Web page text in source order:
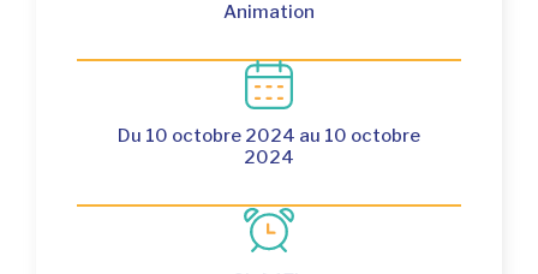
Animation
Du 10 octobre 2024 au 10 octobre
2024